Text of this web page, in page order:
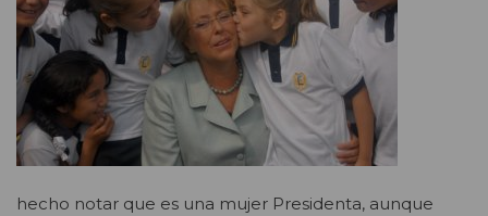
hecho notar que es una mujer Presidenta, aunque